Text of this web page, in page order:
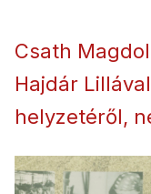
Csath
Hajdár
helyzetéről,